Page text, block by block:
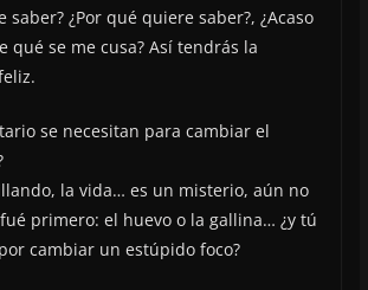
saber? ¿Por qué quiere saber?, ¿Acaso
qué se me cusa? Así tendrás la
se necesitan para cambiar el
la vida… es un misterio, aún no
primero: el huevo o la gallina… ¿y tú
cambiar un estúpido foco?